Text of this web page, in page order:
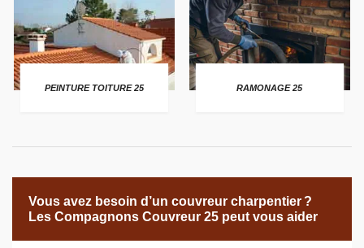
PEINTURE TOITURE 25 RAMONAGE 25
Vous avez besoin d’un couvreur charpentier ?
Les Compagnons Couvreur 25 peut vous aider